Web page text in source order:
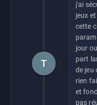
j'ai
jeux
cette
jour
part
de jeu
rien
et
pas
T